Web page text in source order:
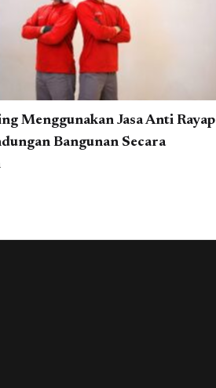
Menggunakan Jasa Anti Rayap
Bangunan Secara